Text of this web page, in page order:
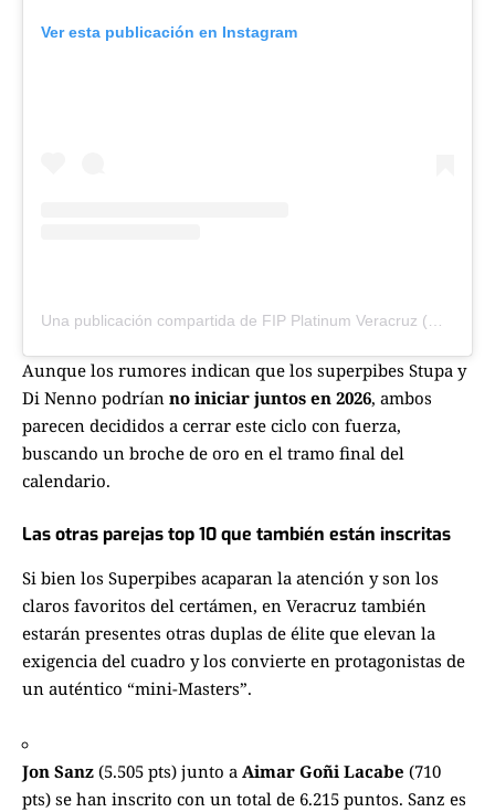
Ver esta publicación en Instagram
Aunque los rumores indican que los superpibes Stupa y
Di Nenno podrían no iniciar juntos en 2026, ambos
parecen decididos a cerrar este ciclo con fuerza,
buscando un broche de oro en el tramo final del
calendario.
Las otras parejas top 10 que también están inscritas
Si bien los Superpibes acaparan la atención y son los
claros favoritos del certámen, en Veracruz también
estarán presentes otras duplas de élite que elevan la
exigencia del cuadro y los convierte en protagonistas de
un auténtico “mini-Masters”.
Jon Sanz (5.505 pts) junto a Aimar Goñi Lacabe (710
pts) se han inscrito con un total de 6.215 puntos. Sanz es